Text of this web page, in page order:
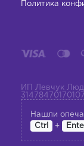
Политика
ИП Левчук
Нашли
Ctrl
+